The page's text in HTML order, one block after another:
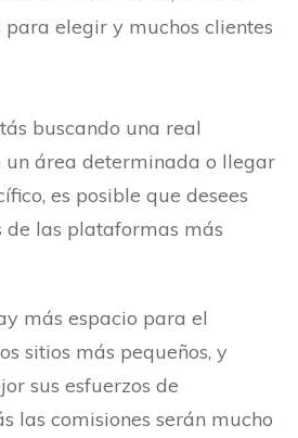
para elegir y muchos clientes
buscando una real
un área determinada o llegar
es posible que desees
de las plataformas más
más espacio para el
sitios más pequeños, y
sus esfuerzos de
las comisiones serán mucho